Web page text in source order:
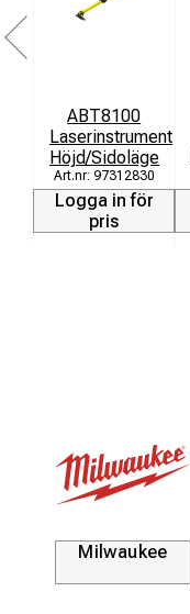
ABT8100
Laserinstrument
Höjd/Sidoläge
97312830
Logga in för
pris
Milwaukee